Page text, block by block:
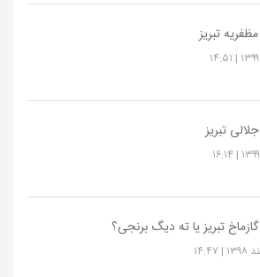
تبریز
تبریز
تبریز یا ته دیگ برنجی؟